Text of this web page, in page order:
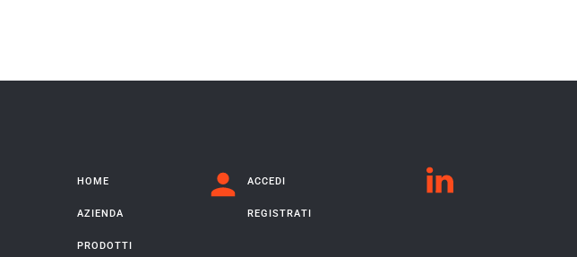
HOME
AZIENDA
PRODOTTI
ACCEDI
REGISTRATI